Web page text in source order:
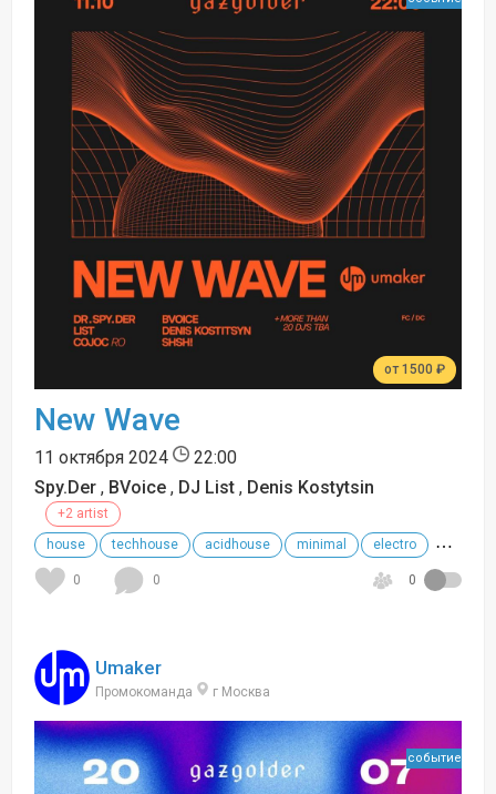
от 1500 ₽
New Wave
11 октября 2024
22:00
Spy.Der , BVoice , DJ List , Denis Kostytsin
+2 artist
house
techhouse acidhouse minimal electro +
0 0 0
Umaker
Промокоманда г Москва
событие